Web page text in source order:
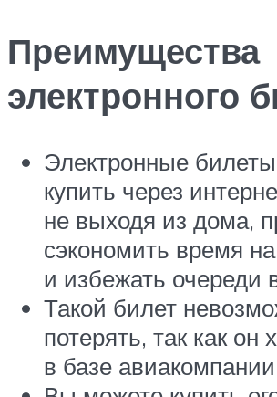
Преимущества
электронного
Электронные
купить через
не выходя из дома,
сэкономить время
и избежать очереди
Такой билет
потерять, так как он
в базе